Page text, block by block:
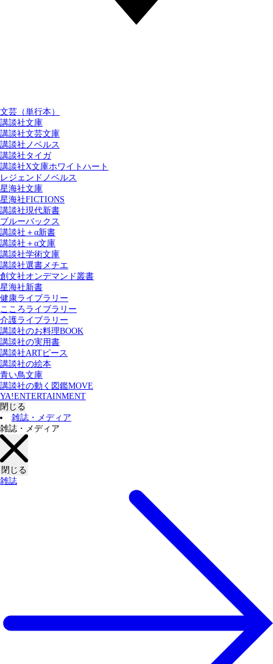
文芸（単行本）
講談社文庫
講談社文芸文庫
講談社ノベルス
講談社タイガ
講談社X文庫ホワイトハート
レジェンドノベルス
星海社文庫
星海社FICTIONS
講談社現代新書
ブルーバックス
講談社＋α新書
講談社＋α文庫
講談社学術文庫
講談社選書メチエ
創文社オンデマンド叢書
星海社新書
健康ライブラリー
こころライブラリー
介護ライブラリー
講談社のお料理BOOK
講談社の実用書
講談社ARTピース
講談社の絵本
青い鳥文庫
講談社の動く図鑑MOVE
YA!ENTERTAINMENT
閉じる
雑誌・メディア
雑誌・メディア
閉じる
雑誌